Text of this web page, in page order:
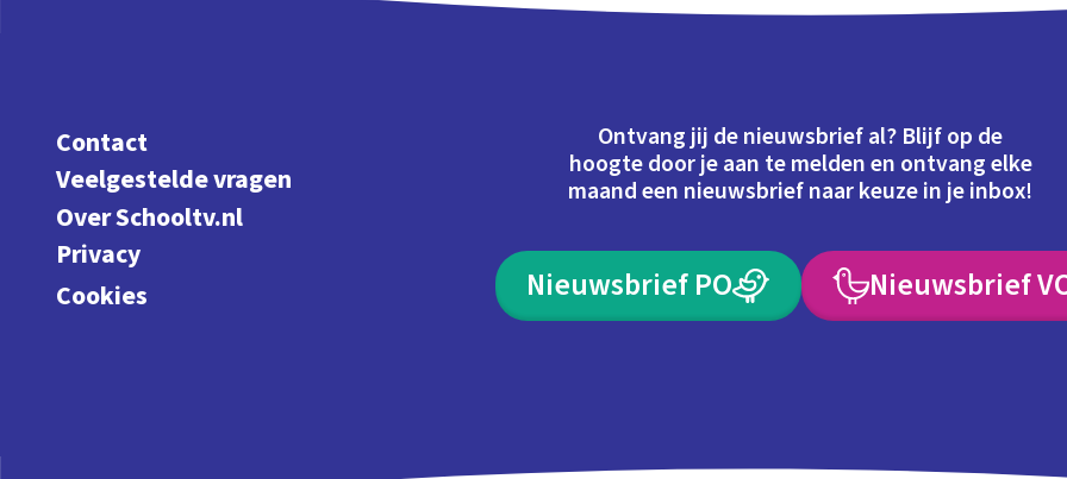
Contact
Veelgestelde vragen
Over Schooltv.nl
Privacy
Cookies
Ontvang jij de nieuwsbrief al? Blijf op de
hoogte door je aan te melden en ontvang elke
maand een nieuwsbrief naar keuze in je inbox!
Nieuwsbrief PO Nieuwsbrief